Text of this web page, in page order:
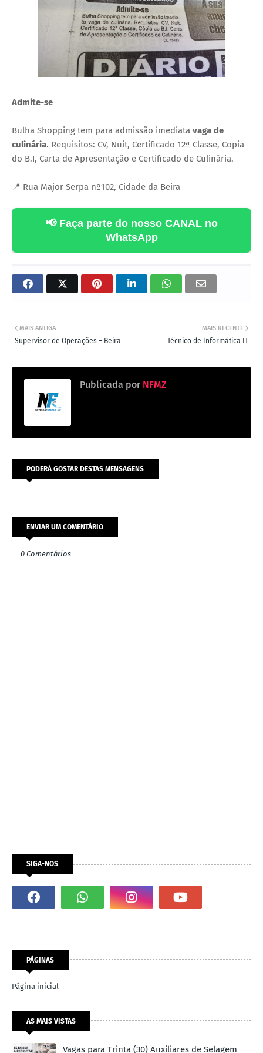
Admite-se
Bulha Shopping tem para admissão imediata vaga de
culinária. Requisitos: CV, Nuit, Certificado 12ª Classe, Copia
do B.I, Carta de Apresentação e Certificado de Culinária.
📍 Rua Major Serpa nº102, Cidade da Beira
📢 Faça parte do nosso CANAL no
WhatsApp
MAIS RECENTE
Técnico de Informática IT
MAIS ANTIGA
Supervisor de Operações – Beira
Publicada por NFMZ
PODERÁ GOSTAR DESTAS MENSAGENS
ENVIAR UM COMENTÁRIO
0 Comentários
SIGA-NOS
PÁGINAS
Página inicial
AS MAIS VISTAS
Vagas para Trinta (30) Auxiliares de Selagem